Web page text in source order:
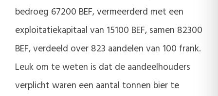
bedroeg 67200 BEF, vermeerderd met een
exploitatiekapitaal van 15100 BEF, samen 82300
BEF, verdeeld over 823 aandelen van 100 frank.
Leuk om te weten is dat de aandeelhouders
verplicht waren een aantal tonnen bier te